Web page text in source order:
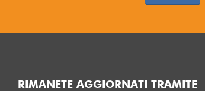
RIMANETE AGGIORNATI TRAMITE